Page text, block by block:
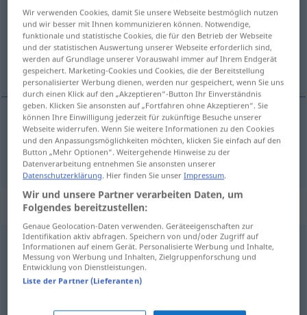
Übersicht aller Übersetzungen
(Für mehr Details die Übersetzung anklicken/antippen)
zwanzig
zwanzig veinte
Beispielsätze für "veinte"
hoyhago veinte años
heutewerde ichzwanzig(Jahre)
veinte
Wir verwenden Cookies, damit Sie unsere Webseite bestmöglich nutzen
und wir besser mit Ihnen kommunizieren können. Notwendige,
funktionale und statistische Cookies, die für den Betrieb der Webseite
und der statistischen Auswertung unserer Webseite erforderlich sind,
werden auf Grundlage unserer Vorauswahl immer auf Ihrem Endgerät
gespeichert. Marketing-Cookies und Cookies, die der Bereitstellung
personalisierter Werbung dienen, werden nur gespeichert, wenn Sie uns
durch einen Klick auf den „Akzeptieren“-Button Ihr Einverständnis
geben. Klicken Sie ansonsten auf „Fortfahren ohne Akzeptieren“. Sie
können Ihre Einwilligung jederzeit für zukünftige Besuche unserer
Webseite widerrufen. Wenn Sie weitere Informationen zu den Cookies
und den Anpassungsmöglichkeiten möchten, klicken Sie einfach auf den
Button „Mehr Optionen“. Weitergehende Hinweise zu der
Datenverarbeitung entnehmen Sie ansonsten unserer
Datenschutzerklärung. Hier finden Sie unserImpressum.
Wir und unsere Partner verarbeiten Daten, um
Folgendes bereitzustellen:
Genaue Geolocation-Daten verwenden. Geräteeigenschaften zur
Identifikation aktiv abfragen. Speichern von und/oder Zugriff auf
Informationen auf einem Gerät. Personalisierte Werbung und Inhalte,
Messung von Werbung und Inhalten, Zielgruppenforschung und
Entwicklung von Dienstleistungen.
Liste der Partner (Lieferanten)